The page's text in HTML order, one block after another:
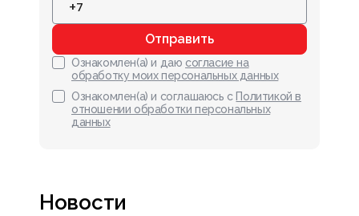
Отправить
Ознакомлен(а) и даю согласие на
обработку моих персональных данных
Ознакомлен(а) и соглашаюсь с Политикой в
отношении обработки персональных
данных
Новости